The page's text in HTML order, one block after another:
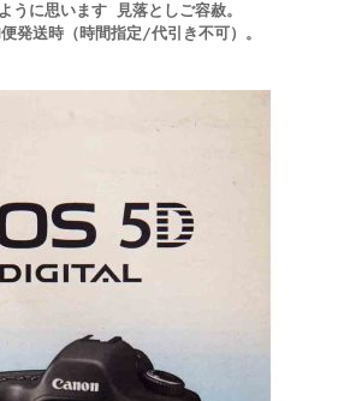
ます 見落としご容赦。
時間指定/代引き不可）。
す。